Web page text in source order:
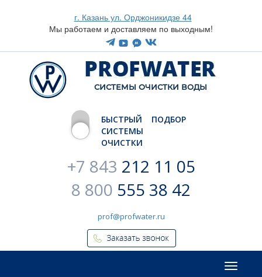
г. Казань ул. Орджоникидзе 44
Мы работаем и доставляем по выходным!
CИСТЕМЫ ОЧИСТКИ ВОДЫ
БЫСТРЫЙ ПОДБОР
СИСТЕМЫ
ОЧИСТКИ
+7 843 212 11 05
8 800 555 38 42
prof@profwater.ru
Меню